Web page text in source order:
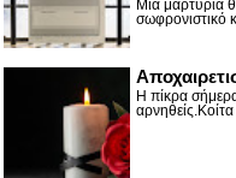
Μια μαρτυρία
σωφρονιστικό
Η πίκρα
αρνηθείς.Κοίτα